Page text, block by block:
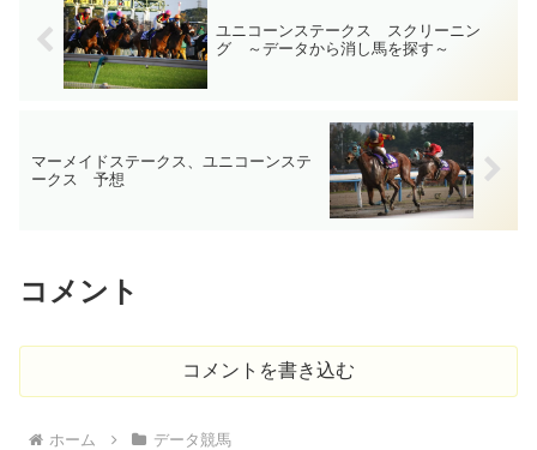
ユニコーンステークス スクリーニン
グ ～データから消し馬を探す～
マーメイドステークス、ユニコーンステ
ークス 予想
コメント
コメントを書き込む
ホーム データ競馬